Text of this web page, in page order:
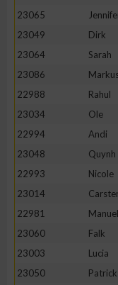
23065
23049
Dirk
23064
Sarah
23086
22988
Rahul
23034
Ole
22994
Andi
23048
Quynh
22993
Nicole
23014
22981
23060
Falk
23003
Lucia
23050
Patrick
Nicht-IAB-
Performance
Funktional
Werbung